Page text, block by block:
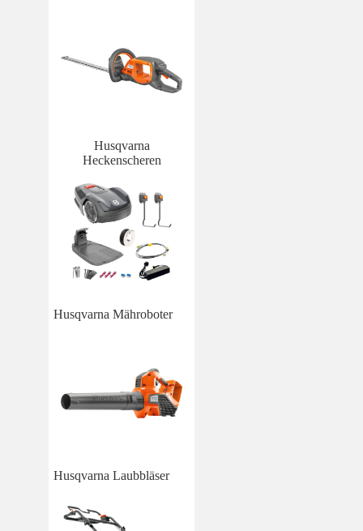
Husqvarna
Heckenscheren
Husqvarna Mähroboter
Husqvarna Laubbläser